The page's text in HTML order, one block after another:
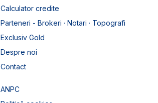
Calculator credite
Parteneri - Brokeri · Notari · Topografi
Exclusiv Gold
Despre noi
Contact
ANPC